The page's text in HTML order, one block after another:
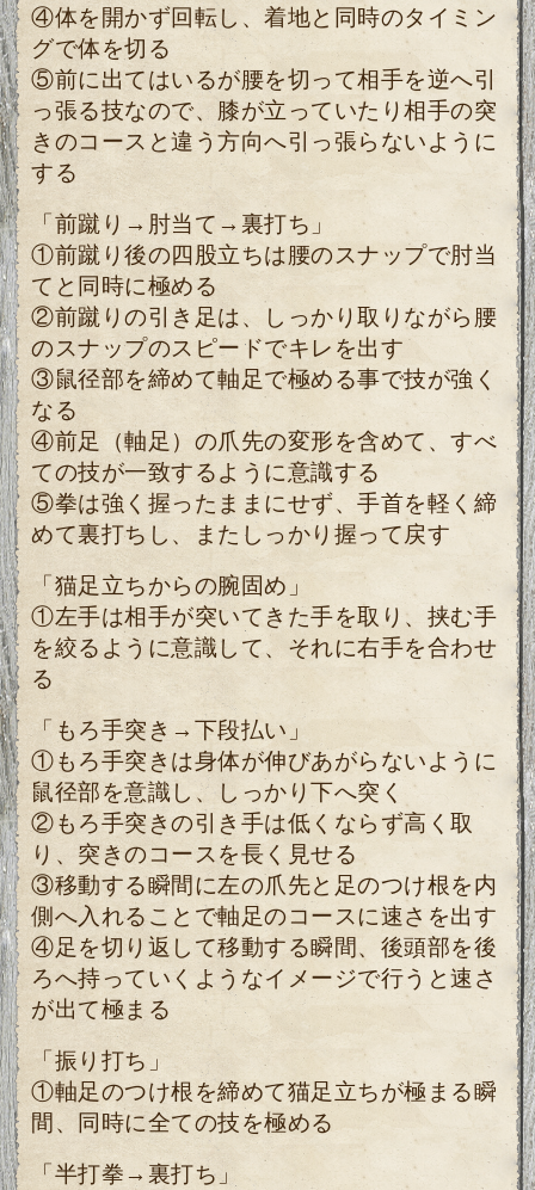
④体を開かず回転し、着地と同時のタイミン
グで体を切る
⑤前に出てはいるが腰を切って相手を逆へ引
っ張る技なので、膝が立っていたり相手の突
きのコースと違う方向へ引っ張らないように
する
「前蹴り→肘当て→裏打ち」
①前蹴り後の四股立ちは腰のスナップで肘当
てと同時に極める
②前蹴りの引き足は、しっかり取りながら腰
のスナップのスピードでキレを出す
③鼠径部を締めて軸足で極める事で技が強く
なる
④前足（軸足）の爪先の変形を含めて、すべ
ての技が一致するように意識する
⑤拳は強く握ったままにせず、手首を軽く締
めて裏打ちし、またしっかり握って戻す
「猫足立ちからの腕固め」
①左手は相手が突いてきた手を取り、挟む手
を絞るように意識して、それに右手を合わせ
る
「もろ手突き→下段払い」
①もろ手突きは身体が伸びあがらないように
鼠径部を意識し、しっかり下へ突く
②もろ手突きの引き手は低くならず高く取
り、突きのコースを長く見せる
③移動する瞬間に左の爪先と足のつけ根を内
側へ入れることで軸足のコースに速さを出す
④足を切り返して移動する瞬間、後頭部を後
ろへ持っていくようなイメージで行うと速さ
が出て極まる
「振り打ち」
①軸足のつけ根を締めて猫足立ちが極まる瞬
間、同時に全ての技を極める
「半打拳→裏打ち」